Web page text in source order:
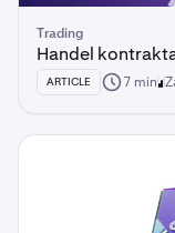
Trading
Handel
ARTICLE 7 min